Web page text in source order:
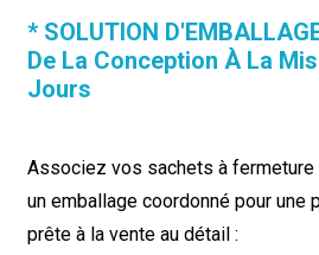
* SOLUTION
De La Conception À La
Jours
Associez vos sachets à
un emballage coordonné pour une
prête à la vente au détail :